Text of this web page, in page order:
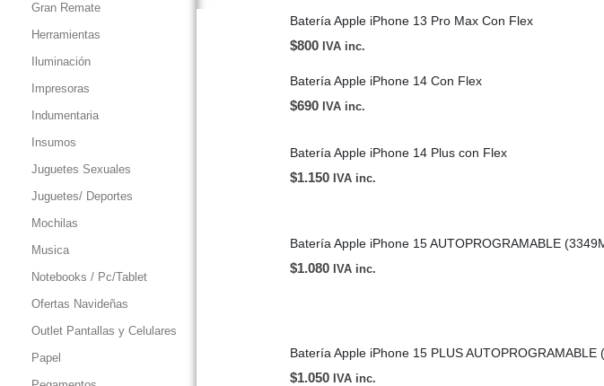
Gran Remate
Herramientas
Iluminación
Impresoras
Indumentaria
Insumos
Juguetes Sexuales
Juguetes/ Deportes
Mochilas
Musica
Notebooks / Pc/Tablet
Ofertas Navideñas
Outlet Pantallas y Celulares
Papel
Batería Apple iPhone 13 Pro Max Con Flex
$800 IVA inc.
Batería Apple iPhone 14 Con Flex
$690 IVA inc.
Batería Apple iPhone 14 Plus con Flex
$1.150 IVA inc.
$1.080 IVA inc.
$1.050 IVA inc.